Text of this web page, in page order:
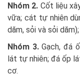
Nhóm 2. Cốt liệu
vữa; cát tự nhiên
dăm, sỏi và sỏi
Nhóm 3.Gạch, đá
lát tự nhiên; đá ốp
cơ.